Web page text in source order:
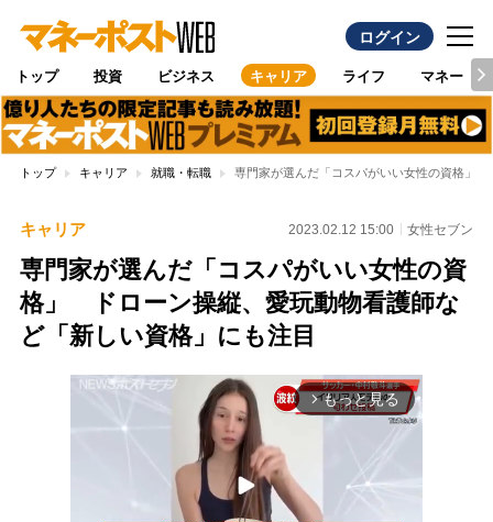
ログイン
トップ 投資 ビジネス キャリア ライフ マネー
トップ キャリア 就職・転職 専門家が選んだ「コスパがいい女性の資格」
キャリア 2023.02.12 15:00 女性セブン
専門家が選んだ「コスパがいい女性の資
格」 ドローン操縦、愛玩動物看護師な
ど「新しい資格」にも注目
arrow_forward_ios もっと見る